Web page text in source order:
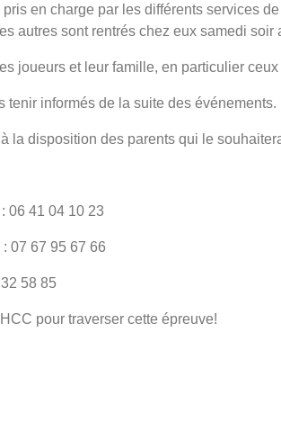
en charge par les différents services
autres sont rentrés chez eux samedi soir
joueurs et leur famille, en particulier ceux
tenir informés de la suite des événements.
la disposition des parents qui le
06 41 04 10 23
07 67 95 67 66
58 85
pour traverser cette épreuve!